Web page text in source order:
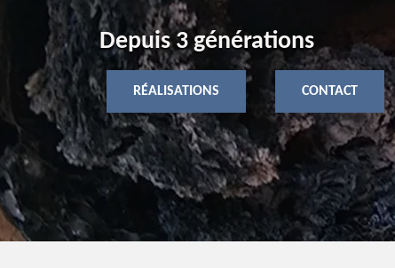
Depuis 3 générations
RÉALISATIONS CONTACT